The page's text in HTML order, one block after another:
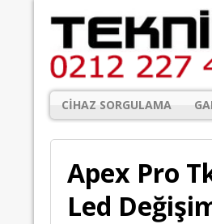
CIHAZ SORGULAMA
Apex Pro
Led